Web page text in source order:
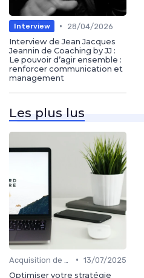
Interview •
28/04/2026
Interview de Jean Jacques
Jeannin de Coaching by JJ :
Le pouvoir d’agir ensemble :
renforcer communication et
management
Les plus lus
• 13/07/2025
Optimiser votre stratégie